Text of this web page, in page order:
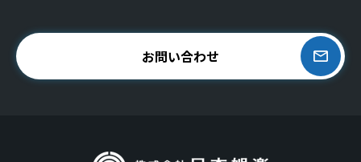
お問い合わせ